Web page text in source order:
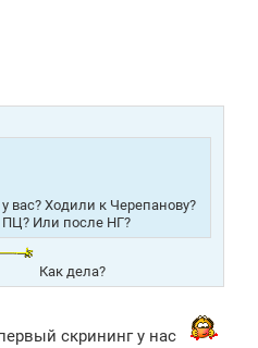
у вас? Ходили к Черепанову?
Или после НГ?
Как дела?
скрининг у нас